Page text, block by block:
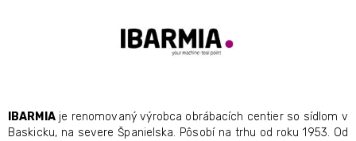
IBARMIAje renomovaný výrobca obrábacích centier so sídlom v
Baskicku, na severe Španielska. Pôsobí na trhu od roku 1953. Od